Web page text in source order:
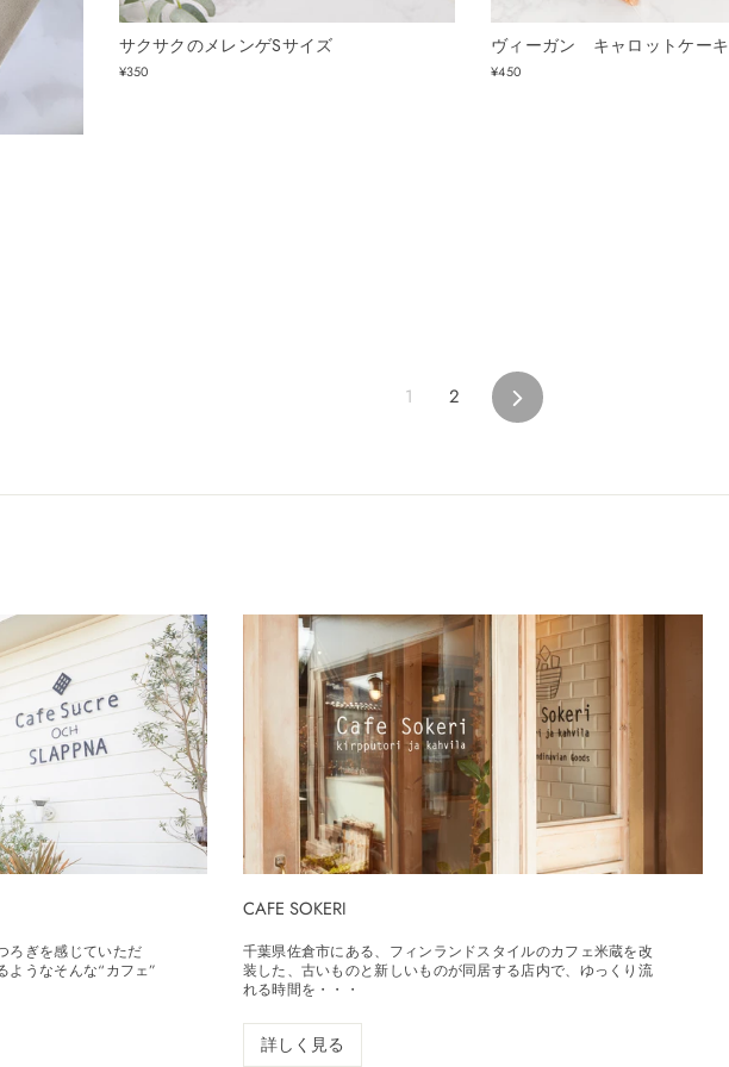
サクサクのメレンゲSサイズ
¥350
ヴィーガン キャロットケーキ
¥450
1 2
ろぎを感じていただ
ようなそんな“カフェ”
CAFE SOKERI
千葉県佐倉市にある、フィンランドスタイルのカフェ米蔵を改
装した、古いものと新しいものが同居する店内で、ゆっくり流
れる時間を・・・
詳しく見る